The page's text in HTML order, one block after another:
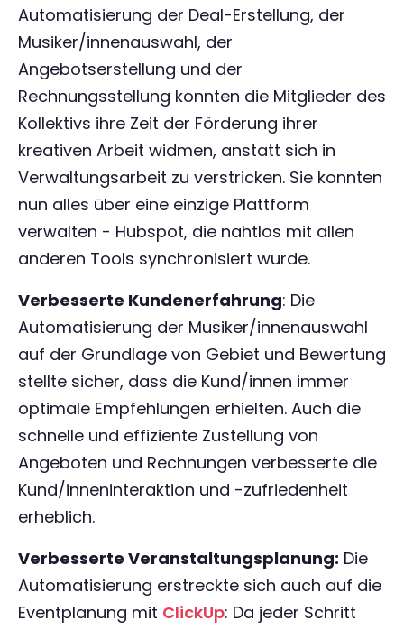
Automatisierung der Deal-Erstellung, der
Musiker/innenauswahl, der
Angebotserstellung und der
Rechnungsstellung konnten die Mitglieder des
Kollektivs ihre Zeit der Förderung ihrer
kreativen Arbeit widmen, anstatt sich in
Verwaltungsarbeit zu verstricken. Sie konnten
nun alles über eine einzige Plattform
verwalten - Hubspot, die nahtlos mit allen
anderen Tools synchronisiert wurde.
Verbesserte Kundenerfahrung: Die
Automatisierung der Musiker/innenauswahl
auf der Grundlage von Gebiet und Bewertung
stellte sicher, dass die Kund/innen immer
optimale Empfehlungen erhielten. Auch die
schnelle und effiziente Zustellung von
Angeboten und Rechnungen verbesserte die
Kund/inneninteraktion und -zufriedenheit
erheblich.
Verbesserte Veranstaltungsplanung: Die
Automatisierung erstreckte sich auch auf die
Eventplanung mit ClickUp: Da jeder Schritt